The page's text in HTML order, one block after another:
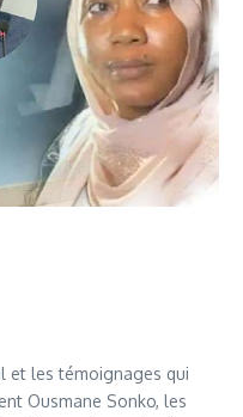
et les témoignages qui
Ousmane Sonko, les